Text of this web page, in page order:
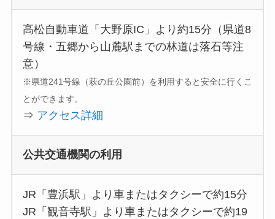
高松自動車道「大野原IC」より約15分（県道8
号線・五郷から山麓駅までの林道は落石等注
意）
※県道241号線（萩の丘公園前）を利用すると安全に行くこ
とができます。
⇒ アクセス詳細
公共交通機関の利用
JR「豊浜駅」より車またはタクシーで約15分
JR「観音寺駅」より車またはタクシーで約19